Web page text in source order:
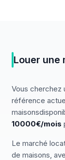
Louer une
Vous cherchez
référence
maisons
10000€/mois
Le marché
de maisons,